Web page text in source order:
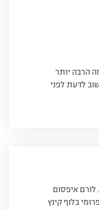
הרבה יותר
לדעת לפני
לורם איפסום
בלוף קינץ